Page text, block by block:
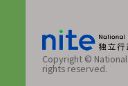
Copyright ©
rights reserved.